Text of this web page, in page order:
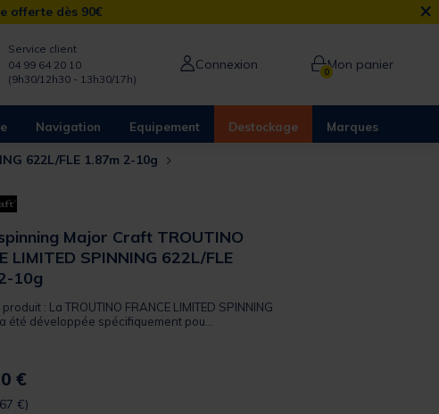
offerte dès 90€ ×
Service client
04 99 64 20 10
(9h30/12h30 - 13h30/17h)
Connexion 0Mon panier
Navigation Equipement Destockage Marques
622L/FLE 1.87m 2-10g
Major Craft TROUTINO
LIMITED SPINNING 622L/FLE
10g
: La TROUTINO FRANCE LIMITED SPINNING
été développée spécifiquement pou...
€
€)